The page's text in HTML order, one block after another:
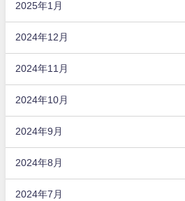
2025年1月
2024年12月
2024年11月
2024年10月
2024年9月
2024年8月
2024年7月